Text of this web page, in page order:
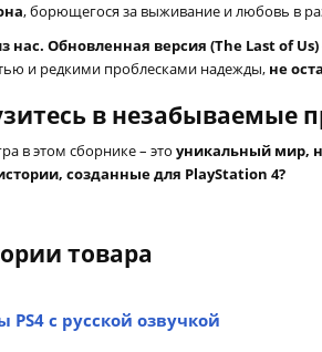
, борющегося за выживание и любовь в
нас. Обновленная версия (The Last of Us)
и редкими проблесками надежды, не
в незабываемые
в этом сборнике – это уникальный мир,
созданные для PlayStation 4?
товара
PS4 с русской озвучкой